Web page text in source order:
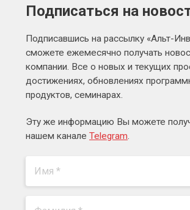
Подписаться на
Подписавшись на рассылку «Альт-
сможете ежемесячно получать
компании. Все о новых и текущих
достижениях, обновлениях
продуктов, семинарах.
Эту же информацию Вы можете
нашем канале Telegram.